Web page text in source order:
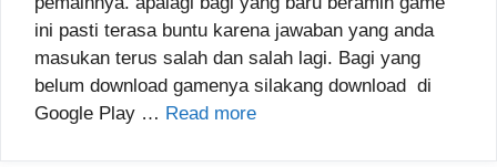
ini pasti terasa buntu karena jawaban yang anda
masukan terus salah dan salah lagi. Bagi yang
belum download gamenya silakang download di
Google Play … Read more